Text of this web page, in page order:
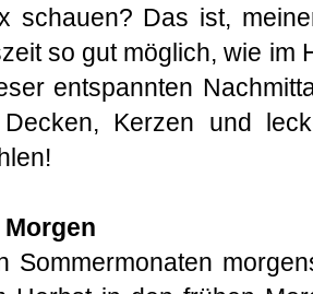
schauen? Das ist,
so gut möglich, wie im
entspannten
Kerzen und
Sommermonaten